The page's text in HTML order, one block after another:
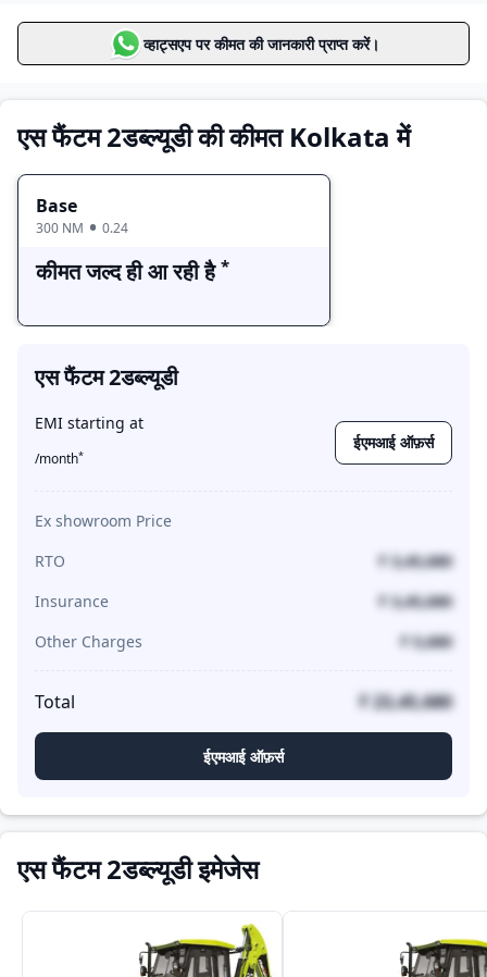
वैरिएंट्स
Base कीमत जल्द ही आ रही है
व्हाट्सएप पर कीमत की जानकारी प्राप्त करें।
एस फैंटम 2डब्ल्यूडी की कीमत Kolkata में
Base
300 NM 0.24
कीमत जल्द ही आ रही है *
एस फैंटम 2डब्ल्यूडी
EMI starting at
/month*
ईएमआई ऑफ़र्स
Ex showroom Price
RTO
₹ 3,45,680
Insurance
₹ 3,45,680
Other Charges
₹ 5,680
Total ₹ 23,45,680
ईएमआई ऑफ़र्स
एस फैंटम 2डब्ल्यूडी इमेजेस